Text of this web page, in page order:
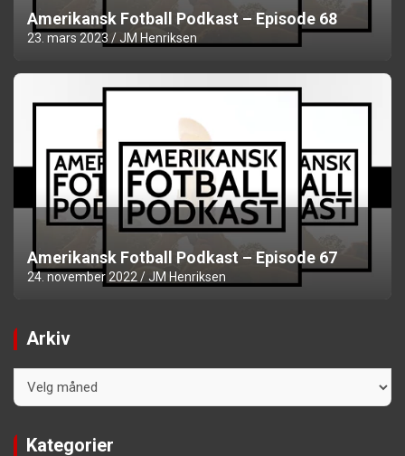
Amerikansk Fotball Podkast – Episode 68
23. mars 2023 JM Henriksen
Amerikansk Fotball Podkast – Episode 67
24. november 2022 JM Henriksen
Arkiv
Kategorier